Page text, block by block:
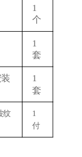
1
个
1
套
1
套
纹
1
付